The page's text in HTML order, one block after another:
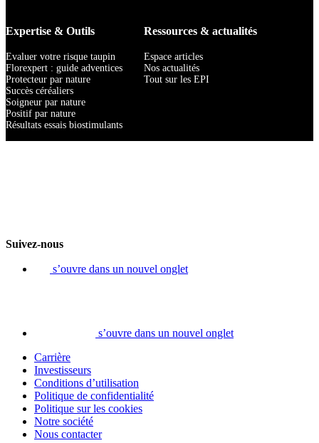
Expertise & Outils
Evaluer votre risque taupin
Florexpert : guide adventices
Protecteur par nature
Succès céréaliers
Soigneur par nature
Positif par nature
Résultats essais biostimulants
Ressources & actualités
Espace articles
Nos actualités
Tout sur les EPI
Suivez-nous
s’ouvre dans un nouvel onglet
s’ouvre dans un nouvel onglet
Carrière
Investisseurs
Conditions d’utilisation
Politique de confidentialité
Politique sur les cookies
Notre société
Nous contacter